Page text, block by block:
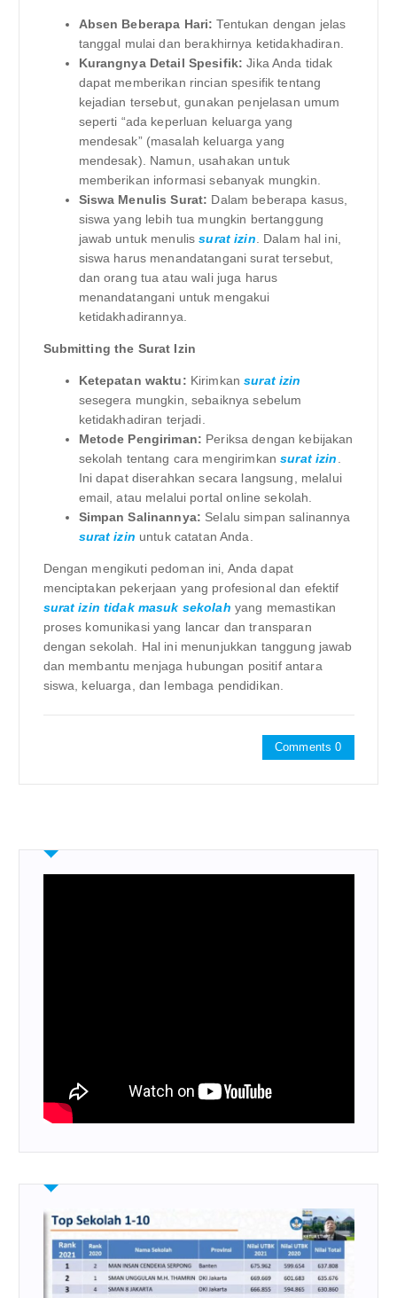
Absen Beberapa Hari: Tentukan dengan jelas
tanggal mulai dan berakhirnya ketidakhadiran.
Kurangnya Detail Spesifik: Jika Anda tidak
dapat memberikan rincian spesifik tentang
kejadian tersebut, gunakan penjelasan umum
seperti “ada keperluan keluarga yang
mendesak” (masalah keluarga yang
mendesak). Namun, usahakan untuk
memberikan informasi sebanyak mungkin.
Siswa Menulis Surat: Dalam beberapa kasus,
siswa yang lebih tua mungkin bertanggung
jawab untuk menulissurat izin . Dalam hal ini,
siswa harus menandatangani surat tersebut,
dan orang tua atau wali juga harus
menandatangani untuk mengakui
ketidakhadirannya.
Submitting the Surat Izin
Ketepatan waktu: Kirimkansurat izin
sesegera mungkin, sebaiknya sebelum
ketidakhadiran terjadi.
Metode Pengiriman: Periksa dengan kebijakan
sekolah tentang cara mengirimkansurat izin
Ini dapat diserahkan secara langsung, melalui
email, atau melalui portal online sekolah.
Simpan Salinannya: Selalu simpan salinannya
surat izin untuk catatan Anda.
Dengan mengikuti pedoman ini, Anda dapat
menciptakan pekerjaan yang profesional dan efektif
surat izin tidak masuk sekolah yang memastikan
proses komunikasi yang lancar dan transparan
dengan sekolah. Hal ini menunjukkan tanggung jawab
dan membantu menjaga hubungan positif antara
siswa, keluarga, dan lembaga pendidikan.
Comments 0